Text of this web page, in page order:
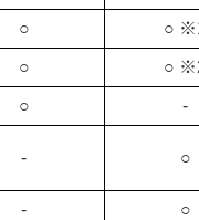
○ ○
○ ○
○ ‐
‐ ○
‐ ○